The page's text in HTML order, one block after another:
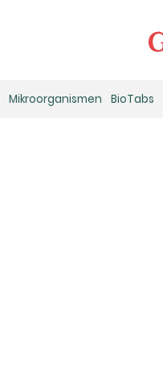
Mikroorganismen BioTabs